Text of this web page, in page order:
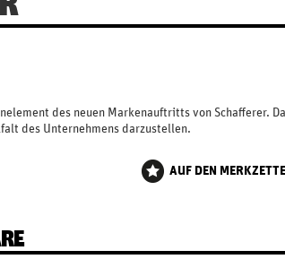
des neuen Markenauftritts von Schafferer.
des Unternehmens darzustellen.
AUF DEN